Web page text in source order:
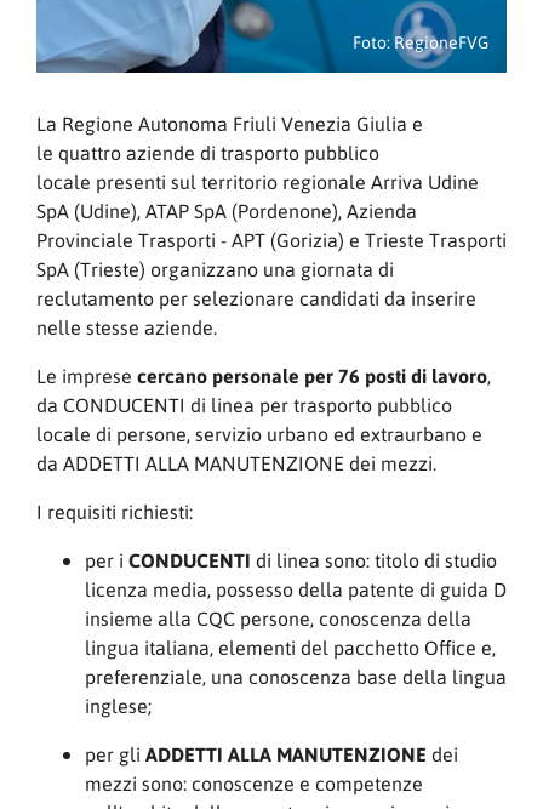
Foto: RegioneFVG
La Regione Autonoma Friuli Venezia Giulia e
le quattro aziende di trasporto pubblico
locale presenti sul territorio regionale Arriva Udine
SpA (Udine), ATAP SpA (Pordenone), Azienda
Provinciale Trasporti - APT (Gorizia) e Trieste Trasporti
SpA (Trieste) organizzano una giornata di
reclutamento per selezionare candidati da inserire
nelle stesse aziende.
Le imprese cercano personale per 76 posti di lavoro,
da CONDUCENTI di linea per trasporto pubblico
locale di persone, servizio urbano ed extraurbano e
da ADDETTI ALLA MANUTENZIONE dei mezzi.
I requisiti richiesti:
per i CONDUCENTI di linea sono: titolo di studio
licenza media, possesso della patente di guida D
insieme alla CQC persone, conoscenza della
lingua italiana, elementi del pacchetto Office e,
preferenziale, una conoscenza base della lingua
inglese;
per gli ADDETTI ALLA MANUTENZIONE dei
mezzi sono: conoscenze e competenze